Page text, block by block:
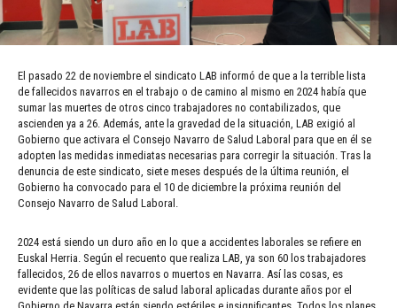
El pasado 22 de noviembre el sindicato LAB informó de que a la terrible lista
de fallecidos navarros en el trabajo o de camino al mismo en 2024 había que
sumar las muertes de otros cinco trabajadores no contabilizados, que
ascienden ya a 26. Además, ante la gravedad de la situación, LAB exigió al
Gobierno que activara el Consejo Navarro de Salud Laboral para que en él se
adopten las medidas inmediatas necesarias para corregir la situación. Tras la
denuncia de este sindicato, siete meses después de la última reunión, el
Gobierno ha convocado para el 10 de diciembre la próxima reunión del
Consejo Navarro de Salud Laboral.
2024 está siendo un duro año en lo que a accidentes laborales se refiere en
Euskal Herria. Según el recuento que realiza LAB, ya son 60 los trabajadores
fallecidos, 26 de ellos navarros o muertos en Navarra. Así las cosas, es
evidente que las políticas de salud laboral aplicadas durante años por el